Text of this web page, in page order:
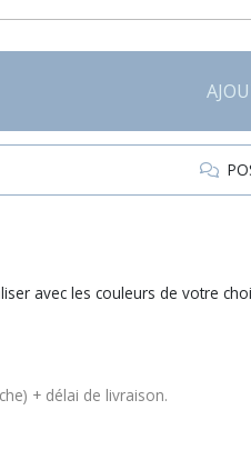
avec les couleurs de votre
+ délai de livraison.